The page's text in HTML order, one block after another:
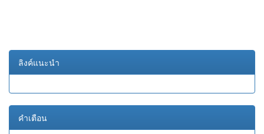
ลิงค์แนะนำ
คำเตือน